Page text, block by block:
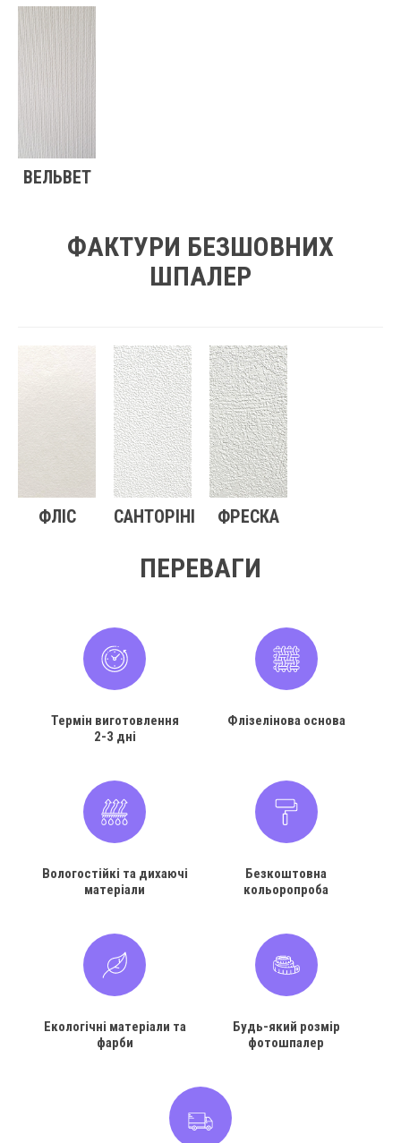
ВЕЛЬВЕТ
ФАКТУРИ БЕЗШОВНИХ
ШПАЛЕР
ФЛІС САНТОРІНІ ФРЕСКА
ПЕРЕВАГИ
Термін виготовлення
2-3 дні
Флізелінова основа
Вологостійкі та дихаючі
матеріали
Безкоштовна
кольоропроба
Екологічні матеріали та
фарби
Будь-який розмір
фотошпалер